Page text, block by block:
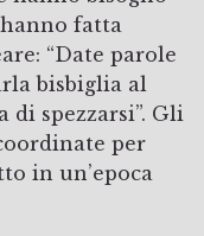
fatta
“Date parole
bisbiglia al
spezzarsi”. Gli
per
in un’epoca